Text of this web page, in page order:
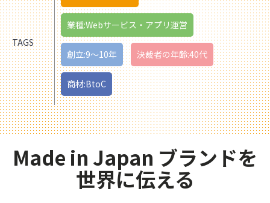
TAGS
業種:Webサービス・アプリ運営
創立:9〜10年 決裁者の年齢:40代
商材:BtoC
Made in Japan ブランドを
世界に伝える